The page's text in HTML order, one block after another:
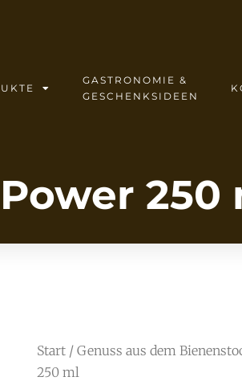
GASTRONOMIE &
GESCHENKSIDEEN
250
Start / Genuss aus dem
250 ml